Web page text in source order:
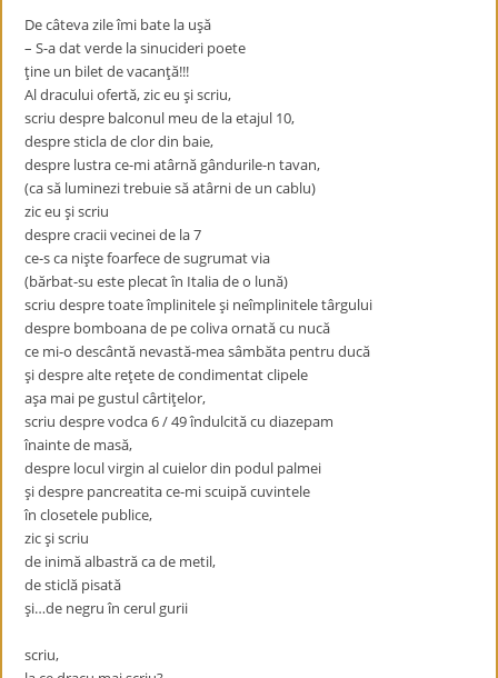
De câteva zile îmi bate la uşă
– S-a dat verde la sinucideri poete
ţine un bilet de vacanţă!!!
Al dracului ofertă, zic eu şi scriu,
scriu despre balconul meu de la etajul 10,
despre sticla de clor din baie,
despre lustra ce-mi atârnă gândurile-n tavan,
(ca să luminezi trebuie să atârni de un cablu)
zic eu şi scriu
despre cracii vecinei de la 7
ce-s ca nişte foarfece de sugrumat via
(bărbat-su este plecat în Italia de o lună)
scriu despre toate împlinitele şi neîmplinitele târgului
despre bomboana de pe coliva ornată cu nucă
ce mi-o descântă nevastă-mea sâmbăta pentru ducă
şi despre alte reţete de condimentat clipele
aşa mai pe gustul cârtiţelor,
scriu despre vodca 6 / 49 îndulcită cu diazepam
înainte de masă,
despre locul virgin al cuielor din podul palmei
şi despre pancreatita ce-mi scuipă cuvintele
în closetele publice,
zic şi scriu
de inimă albastră ca de metil,
de sticlă pisată
şi…de negru în cerul gurii
scriu,